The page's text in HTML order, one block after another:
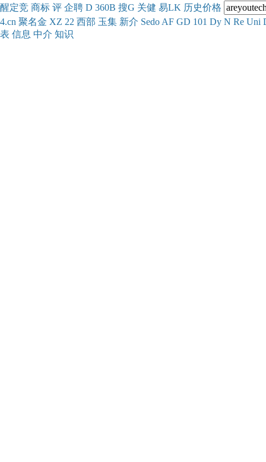
醒定竞 商标 评 企聘 D 360B 搜G 关健 易LK 历史价格
4.cn 聚名金 XZ 22 西部 玉集 新介 Sedo AF GD 101 Dy N Re Uni
表 信息 中介 知识